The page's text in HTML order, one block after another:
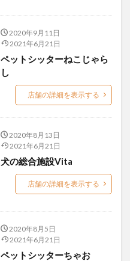
2020年9月11日
2021年6月21日
ペットシッターねこじゃら
し
店舗の詳細を表示する
2020年8月13日
2021年6月21日
犬の総合施設Vita
店舗の詳細を表示する
2020年8月5日
2021年6月21日
ペットシッターちゃお